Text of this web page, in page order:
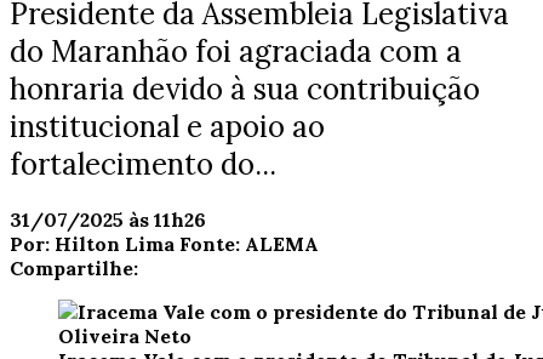
Presidente da Assembleia Legislativa
do Maranhão foi agraciada com a
honraria devido à sua contribuição
institucional e apoio ao
fortalecimento do...
31/07/2025 às 11h26
Por: Hilton Lima Fonte: ALEMA
Compartilhe: